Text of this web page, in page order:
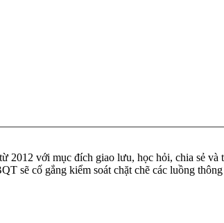
với mục đích giao lưu, học hỏi, chia sẻ và
sẽ cố gắng kiểm soát chặt chẽ các luồng